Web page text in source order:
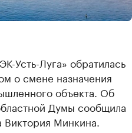
Луга» обратилась
о смене назначения
объекта. Об
Думы сообщила
Минкина.